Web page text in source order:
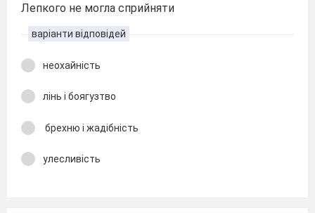
Лепкого не могла сприйняти
варіанти відповідей
неохайність
лінь і боягузтво
брехню і жадібність
улесливість